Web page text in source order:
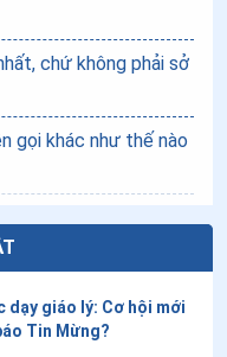
chứ không phải sở
gọi khác như thế nào
các Kitô hữu hiệp
dạy giáo lý: Cơ hội mới
Tin Mừng?